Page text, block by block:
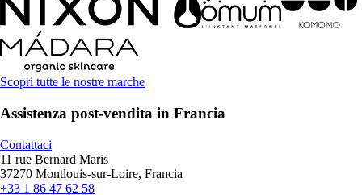
Scopri tutte le nostre marche
Assistenza post-vendita in Francia
Contattaci
11 rue Bernard Maris
37270 Montlouis-sur-Loire, Francia
+33 1 86 47 62 58